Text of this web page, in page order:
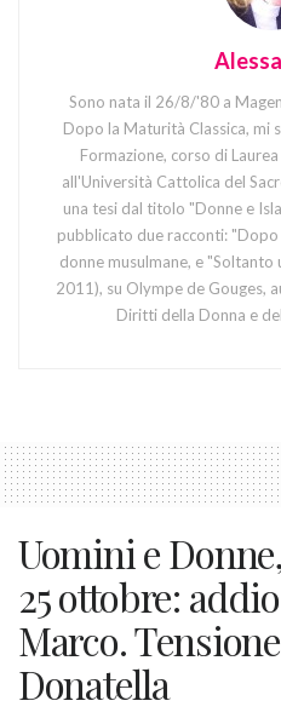
Sono nata il 26/8/'80 a
Dopo la Maturità Classica, mi
Formazione, corso di
all'Università Cattolica del
una tesi dal titolo "Donne e
pubblicato due racconti:
donne musulmane, e
2011), su Olympe de Gouges,
Diritti della Donna e
Uomini e
25 ottobre:
Marco.
Donatella